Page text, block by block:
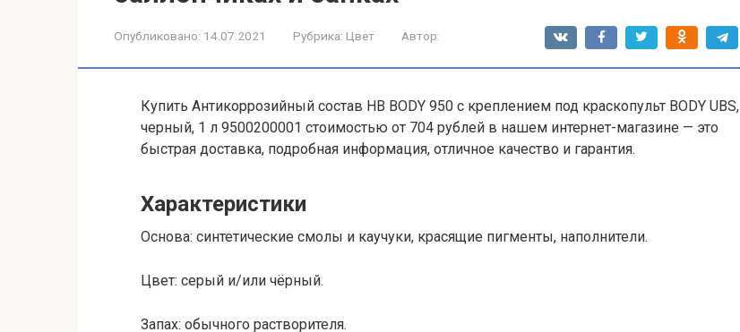
Опубликовано: 14.07.2021 Рубрика: Цвет Автор:
Купить Антикоррозийный состав HB BODY 950 с креплением под краскопульт BODY UBS,
черный, 1 л 9500200001 стоимостью от 704 рублей в нашем интернет-магазине — это
быстрая доставка, подробная информация, отличное качество и гарантия.
Характеристики
Основа: синтетические смолы и каучуки, красящие пигменты, наполнители.
Цвет: серый и/или чёрный.
Запах: обычного растворителя.